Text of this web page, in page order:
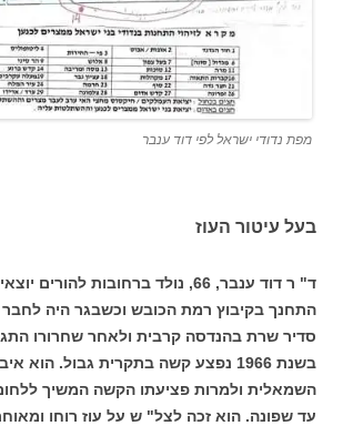
מפת נדודי ישראל לפי דוד ענבר
בעל עיטור העוז
התחנך בקיבוץ רמת הכובש וכשבגר היה
סדיר שרת בהנדסה קרבית ולאחר שחרורו
בשנת 1966 נפצע קשה בתקרית גבול. הוא
השמאלית ולמרות פציעתו הקשה המשיך ללחום
עד שפונה. הוא זכה לצל" ש על עוז רוחו